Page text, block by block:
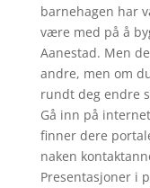
barnehagen har
være med på å
Aanestad. Men
andre, men om
rundt deg endre
Gå inn på
finner dere
naken
Presentasjoner i